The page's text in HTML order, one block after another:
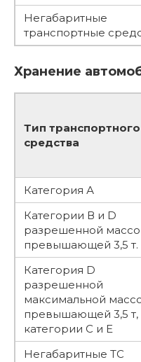
Негабаритные
транспортные
Хранение
Тип транспортного
средства
Категория А
Категории В и D
разрешенной
превышающей 3,5 т.
Категория D
разрешенной
максимальной
превышающей 3,5 т,
категории C и E
Негабаритные ТС